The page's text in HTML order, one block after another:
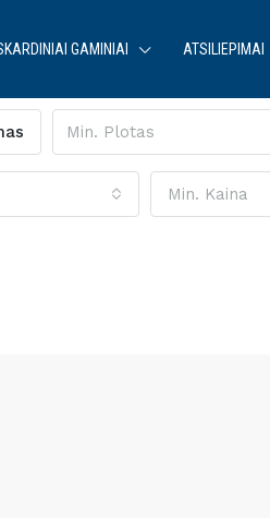
GAMINIAI ATSILIEPIMAI
Min. Kaina